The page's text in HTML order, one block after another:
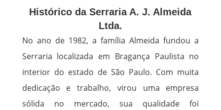
Histórico da Serraria A. J. Almeida
Ltda.
No ano de 1982, a família Almeida fundou a
Serraria localizada em Bragança Paulista no
interior do estado de São Paulo. Com muita
dedicação e trabalho, virou uma empresa
sólida no mercado, sua qualidade foi